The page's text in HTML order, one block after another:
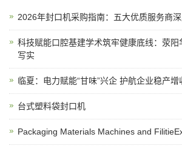
2026年封口机采购指南：五大优质服务商
科技赋能口腔基建学术筑牢健康底线：荥
写实
临夏：电力赋能“甘味”兴企 护航企业稳产增
台式塑料袋封口机
Packaging Materials Machines and